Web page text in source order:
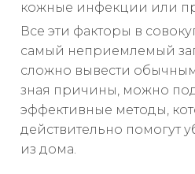
кожные инфекции или
Все эти факторы в
самый неприемлемый
сложно вывести
зная причины, можно
эффективные методы,
действительно помогут
из дома.